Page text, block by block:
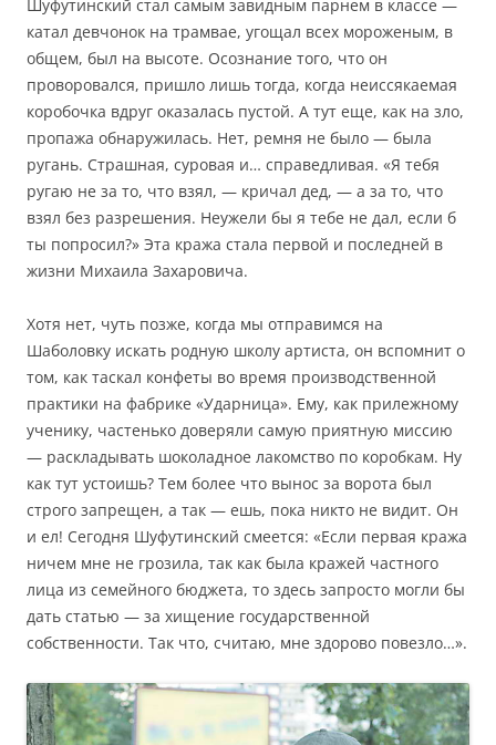
Шуфутинский стал самым завидным парнем в классе —
катал девчонок на трамвае, угощал всех мороженым, в
общем, был на высоте. Осознание того, что он
проворовался, пришло лишь тогда, когда неиссякаемая
коробочка вдруг оказалась пустой. А тут еще, как на зло,
пропажа обнаружилась. Нет, ремня не было — была
ругань. Страшная, суровая и… справедливая. «Я тебя
ругаю не за то, что взял, — кричал дед, — а за то, что
взял без разрешения. Неужели бы я тебе не дал, если б
ты попросил?» Эта кража стала первой и последней в
жизни Михаила Захаровича.
Хотя нет, чуть позже, когда мы отправимся на
Шаболовку искать родную школу артиста, он вспомнит о
том, как таскал конфеты во время производственной
практики на фабрике «Ударница». Ему, как прилежному
ученику, частенько доверяли самую приятную миссию
— раскладывать шоколадное лакомство по коробкам. Ну
как тут устоишь? Тем более что вынос за ворота был
строго запрещен, а так — ешь, пока никто не видит. Он
и ел! Сегодня Шуфутинский смеется: «Если первая кража
ничем мне не грозила, так как была кражей частного
лица из семейного бюджета, то здесь запросто могли бы
дать статью — за хищение государственной
собственности. Так что, считаю, мне здорово повезло…».